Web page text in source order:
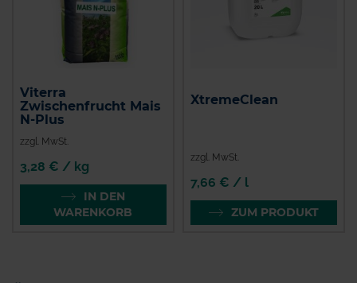
Viterra
Zwischenfrucht Mais
N-Plus
zzgl. MwSt.
3,28 € / kg
IN DEN
WARENKORB
XtremeClean
zzgl. MwSt.
7,66 € / l
ZUM PRODUKT